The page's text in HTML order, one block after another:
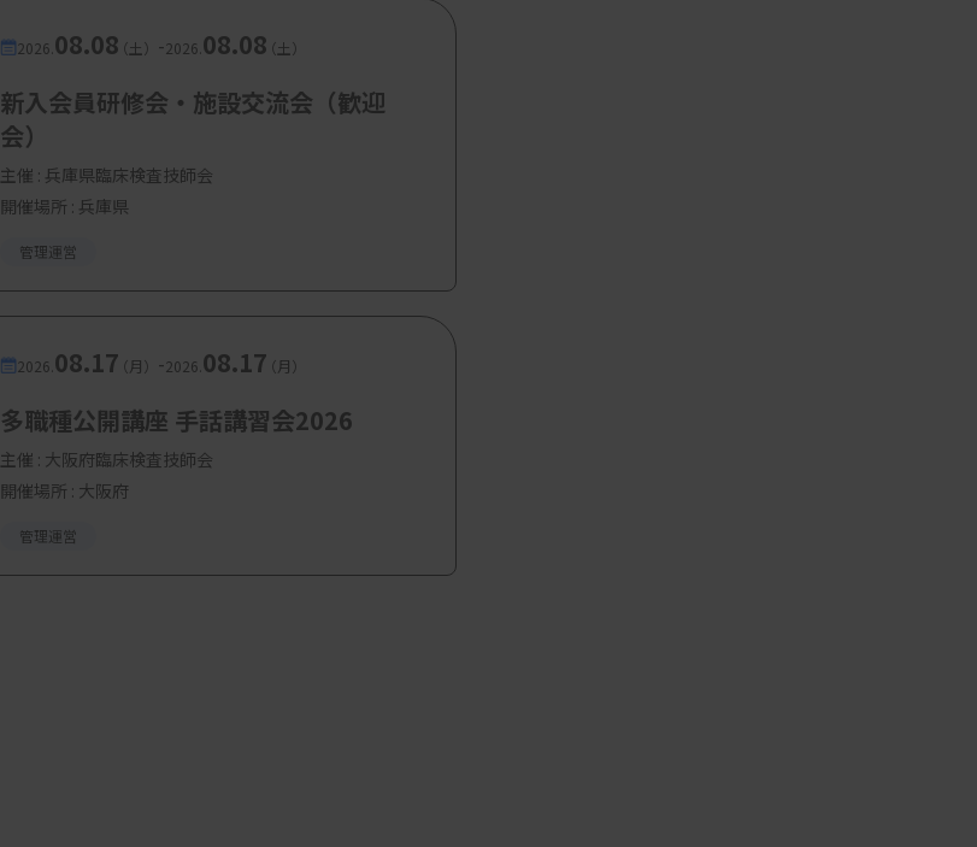
2026. 08.08（土） -2026. 08.08（土）
新入会員研修会・施設交流会（歓迎
会）
主催 : 兵庫県臨床検査技師会
開催場所 : 兵庫県
管理運営
2026. 08.17（月） -2026. 08.17（月）
多職種公開講座 手話講習会2026
主催 : 大阪府臨床検査技師会
開催場所 : 大阪府
管理運営